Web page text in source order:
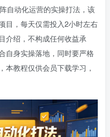
自动化运营的实操打法，该
目，每天仅需投入2小时左右
介绍，不构成任何收益承
自身实操落地，同时要严格
本教程仅供会员下载学习，